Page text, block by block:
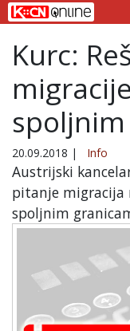
Kurc:
spoljnim
20.09.2018 | Info
Austrijski
pitanje migracija
spoljnim